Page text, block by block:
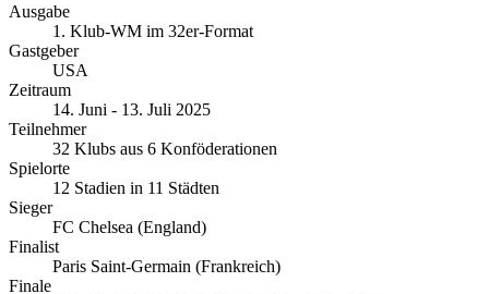
Ausgabe
1. Klub-WM im 32er-Format
Gastgeber
USA
Zeitraum
14. Juni - 13. Juli 2025
Teilnehmer
32 Klubs aus 6 Konföderationen
Spielorte
12 Stadien in 11 Städten
Sieger
FC Chelsea (England)
Finalist
Paris Saint-Germain (Frankreich)
Finale